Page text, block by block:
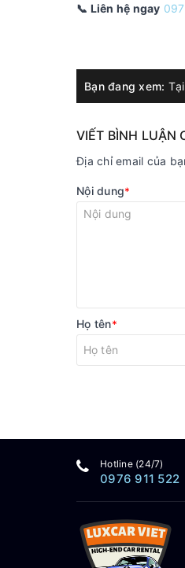
📞 Liên hệ ngay
Bạn đang xem:
VIẾT BÌNH LUẬN
Địa chỉ email của
Nội dung*
Họ tên*
Hotline (24/7)
0976 911 522